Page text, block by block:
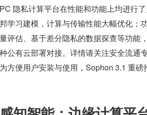
PC 隐私计算平台在性能和功能上均进行
邦学习建模，计算与传输性能大幅优化；
量评估、基于差分隐私的数据探查等功能
种公有云部署对接。详情请关注安全流通专
为方便用户安装与使用，Sophon 3.1 重磅